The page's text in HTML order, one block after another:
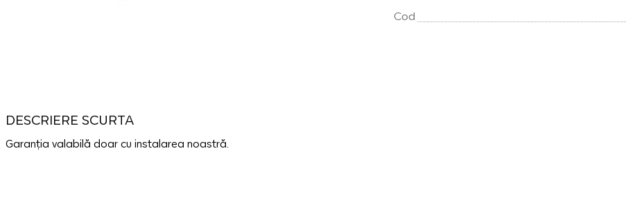
Cod
DESCRIERE SCURTA
Garanția valabilă doar cu instalarea noastră.